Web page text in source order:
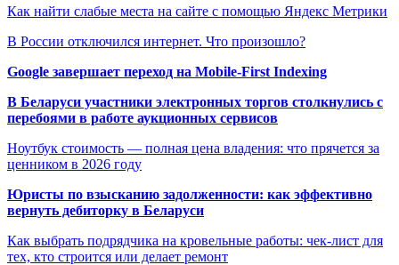
Как найти слабые места на сайте с помощью Яндекс Метрики
В России отключился интернет. Что произошло?
Google завершает переход на Mobile-First Indexing
В Беларуси участники электронных торгов столкнулись с
перебоями в работе аукционных сервисов
Ноутбук стоимость — полная цена владения: что прячется за
ценником в 2026 году
Юристы по взысканию задолженности: как эффективно
вернуть дебиторку в Беларуси
Как выбрать подрядчика на кровельные работы: чек-лист для
тех, кто строится или делает ремонт